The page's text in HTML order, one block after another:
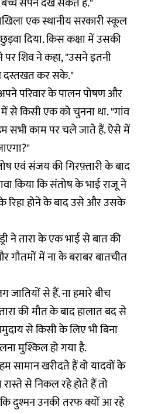
एक स्थानीय सरकारी स्कूल
दिया. किस कक्षा में उसकी
शिव ने कहा, "उसने इतनी
दस्तखत कर सके."
परिवार के पालन पोषण और
से किसी एक को चुनना था. "गांव
सभी काम पर चले जाते हैं. ऐसे में
एवं संजय की गिरफ़्तारी के बाद
किया कि संतोष के भाई राजू ने
रिहा होने के बाद उसे और उसके
ने तारा के एक भाई से बात की
गौतमों में ना के बराबर बातचीत
से हैं. ना हमारे बीच
की मौत के बाद हालात बद से
से किसी के लिए भी बिना
मुश्किल हो गया है.
सामान खरीदते हैं वो यादवों के
से निकल रहे होते हैं तो
दुश्मन उनकी तरफ क्यों आ रहे